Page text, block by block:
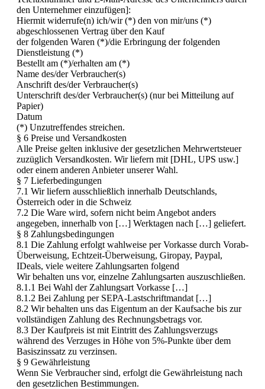
den Unternehmer einzufügen]:
Hiermit widerrufe(n) ich/wir (*) den von mir/uns (*)
abgeschlossenen Vertrag über den Kauf
der folgenden Waren (*)/die Erbringung der folgenden
Dienstleistung (*)
Bestellt am (*)/erhalten am (*)
Name des/der Verbraucher(s)
Anschrift des/der Verbraucher(s)
Unterschrift des/der Verbraucher(s) (nur bei Mitteilung auf
Papier)
Datum
(*) Unzutreffendes streichen.
§ 6 Preise und Versandkosten
Alle Preise gelten inklusive der gesetzlichen Mehrwertsteuer
zuzüglich Versandkosten. Wir liefern mit [DHL, UPS usw.]
oder einem anderen Anbieter unserer Wahl.
§ 7 Lieferbedingungen
7.1 Wir liefern ausschließlich innerhalb Deutschlands,
Österreich oder in die Schweiz
7.2 Die Ware wird, sofern nicht beim Angebot anders
angegeben, innerhalb von […] Werktagen nach […] geliefert.
§ 8 Zahlungsbedingungen
8.1 Die Zahlung erfolgt wahlweise per Vorkasse durch Vorab-
Überweisung, Echtzeit-Überweisung, Giropay, Paypal,
IDeals, viele weitere Zahlungsarten folgend
Wir behalten uns vor, einzelne Zahlungsarten auszuschließen.
8.1.1 Bei Wahl der Zahlungsart Vorkasse […]
8.1.2 Bei Zahlung per SEPA-Lastschriftmandat […]
8.2 Wir behalten uns das Eigentum an der Kaufsache bis zur
vollständigen Zahlung des Rechnungsbetrags vor.
8.3 Der Kaufpreis ist mit Eintritt des Zahlungsverzugs
während des Verzuges in Höhe von 5%-Punkte über dem
Basiszinssatz zu verzinsen.
§ 9 Gewährleistung
Wenn Sie Verbraucher sind, erfolgt die Gewährleistung nach
den gesetzlichen Bestimmungen.